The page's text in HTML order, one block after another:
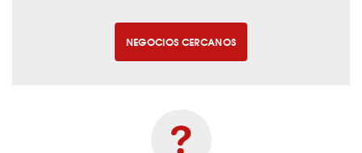
NEGOCIOS CERCANOS